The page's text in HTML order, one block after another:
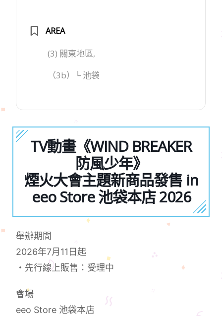
AREA
(3) 關東地區,
（3b）└ 池袋
TV動畫《WIND BREAKER
防風少年》
煙火大會主題新商品發售 in
eeo Store 池袋本店 2026
舉辦期間
2026年7月11日起
・先行線上販售：受理中
會場
eeo Store 池袋本店